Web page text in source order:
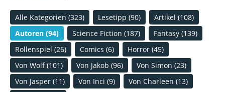
Alle Kategorien (323) Lesetipp (90) Artikel (108)
Autoren (94) Science Fiction (187) Fantasy (139)
Rollenspiel (26) Comics (6) Horror (45)
Von Wolf (101) Von Jakob (96) Von Simon (23)
Von Jasper (11) Von Inci (9) Von Charleen (13)